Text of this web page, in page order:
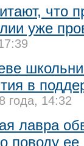
что
уже
в
года, 14:32
лавра
поводу